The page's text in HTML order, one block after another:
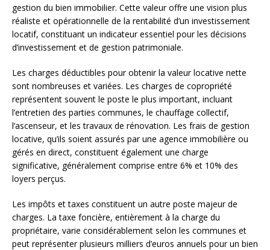
gestion du bien immobilier. Cette valeur offre une vision plus
réaliste et opérationnelle de la rentabilité d’un investissement
locatif, constituant un indicateur essentiel pour les décisions
d’investissement et de gestion patrimoniale.
Les charges déductibles pour obtenir la valeur locative nette
sont nombreuses et variées. Les charges de copropriété
représentent souvent le poste le plus important, incluant
l’entretien des parties communes, le chauffage collectif,
l’ascenseur, et les travaux de rénovation. Les frais de gestion
locative, qu’ils soient assurés par une agence immobilière ou
gérés en direct, constituent également une charge
significative, généralement comprise entre 6% et 10% des
loyers perçus.
Les impôts et taxes constituent un autre poste majeur de
charges. La taxe foncière, entièrement à la charge du
propriétaire, varie considérablement selon les communes et
peut représenter plusieurs milliers d’euros annuels pour un bien